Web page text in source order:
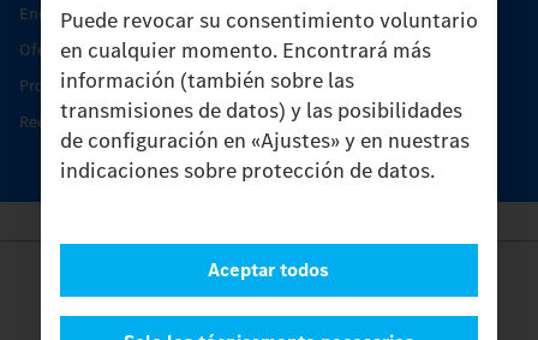
Puede revocar su consentimiento voluntario
en cualquier momento. Encontrará más
información (también sobre las
transmisiones de datos) y las posibilidades
de configuración en «Ajustes» y en nuestras
indicaciones sobre protección de datos.
Aceptar todos
Encontrar un socio
Oferta de servicio del Unimog
Productos de piezas y servicio
Recambios originales
Provider